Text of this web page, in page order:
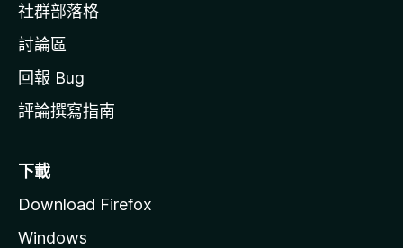
社群部落格
討論區
回報 Bug
評論撰寫指南
下載
Download Firefox
Windows